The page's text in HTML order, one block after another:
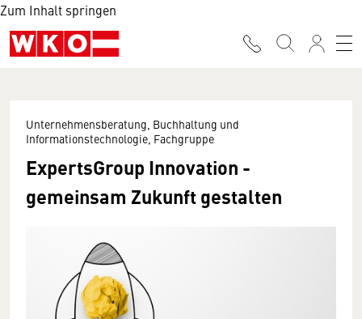
Zum Inhalt springen
Unternehmensberatung, Buchhaltung und
Informationstechnologie, Fachgruppe
ExpertsGroup Innovation -
gemeinsam Zukunft gestalten